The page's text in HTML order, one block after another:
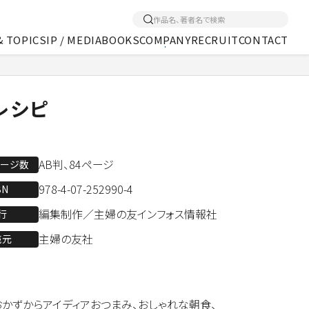
TOPICSIP / MEDIABOOKSCOMPANYRECRUITCONTACT
シピ
ジ数 AB判、84ページ
978-4-07-252990-4
編集制作／主婦の友インフォス情報社
主婦の友社
からアイディアおつまみ、おしゃれな朝食、